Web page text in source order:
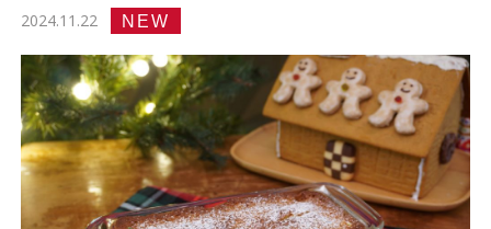
2024.11.22 NEW